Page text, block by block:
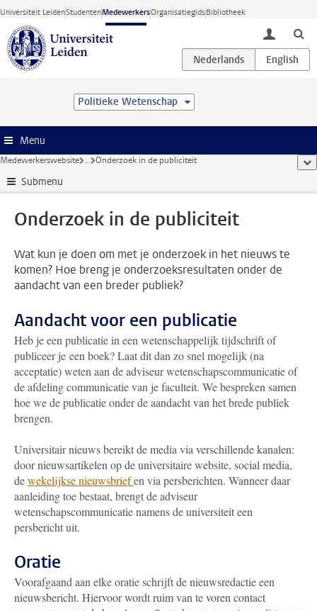
Ga direct naar de inhoud
Universiteit LeidenStudentenMedewerkersOrganisatiegidsBibliotheek
toggle
Politieke Wetenschap
Menu
Medewerkerswebsite ... Onderzoek in de publiciteit
Submenu
Onderzoek in de publiciteit
Wat kun je doen om met je onderzoek in het nieuws te
komen? Hoe breng je onderzoeksresultaten onder de
aandacht van een breder publiek?
Aandacht voor een publicatie
Heb je een publicatie in een wetenschappelijk tijdschrift of
publiceer je een boek? Laat dit dan zo snel mogelijk (na
acceptatie) weten aan de adviseur wetenschapscommunicatie of
de afdeling communicatie van je faculteit. We bespreken samen
hoe we de publicatie onder de aandacht van het brede publiek
brengen.
Universitair nieuws bereikt de media via verschillende kanalen:
door nieuwsartikelen op de universitaire website, social media,
dewekelijkse nieuwsbriefen via persberichten. Wanneer daar
aanleiding toe bestaat, brengt de adviseur
wetenschapscommunicatie namens de universiteit een
persbericht uit.
Oratie
Voorafgaand aan elke oratie schrijft de nieuwsredactie een
nieuwsbericht. Hiervoor wordt ruim van te voren contact